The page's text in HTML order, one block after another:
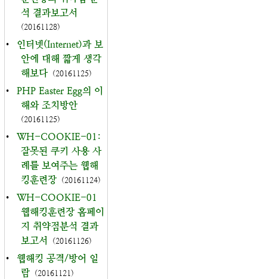
석 결과보고서
(20161128)
•
인터넷(Internet)과 보
안에 대해 짧게 생각
해보다 (20161125)
•
PHP Easter Egg의 이
해와 조치방안
(20161125)
•
WH-COOKIE-01:
잘못된 쿠키 사용 사
례를 보여주는 웹해
킹훈련장 (20161124)
•
WH-COOKIE-01
웹해킹훈련장 홈페이
지 취약점분석 결과
보고서
(20161126)
•
웹해킹 공격/방어 일
람 (20161121)